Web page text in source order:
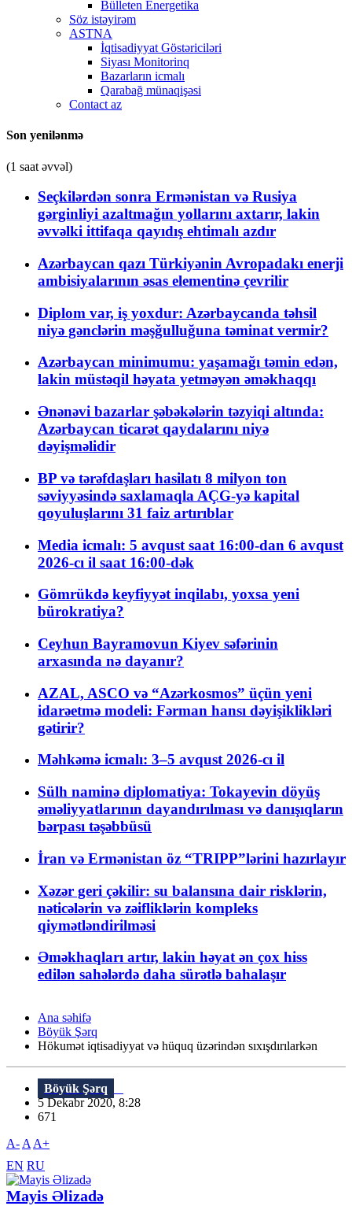
Bülleten Energetika
Söz istəyirəm
ASTNA
İqtisadiyyat Göstəriciləri
Siyası Monitorinq
Bazarların icmalı
Qarabağ münaqişəsi
Contact az
Son yenilənmə
(1 saat əvvəl)
Seçkilərdən sonra Ermənistan və Rusiya
gərginliyi azaltmağın yollarını axtarır, lakin
əvvəlki ittifaqa qayıdış ehtimalı azdır
Azərbaycan qazı Türkiyənin Avropadakı enerji
ambisiyalarının əsas elementinə çevrilir
Diplom var, iş yoxdur: Azərbaycanda təhsil
niyə gənclərin məşğulluğuna təminat vermir?
Azərbaycan minimumu: yaşamağı təmin edən,
lakin müstəqil həyata yetməyən əməkhaqqı
Ənənəvi bazarlar şəbəkələrin təzyiqi altında:
Azərbaycan ticarət qaydalarını niyə
dəyişməlidir
BP və tərəfdaşları hasilatı 8 milyon ton
səviyyəsində saxlamaqla AÇG-yə kapital
qoyuluşlarını 31 faiz artırıblar
Media icmalı: 5 avqust saat 16:00-dan 6 avqust
2026-cı il saat 16:00-dək
Gömrükdə keyfiyyət inqilabı, yoxsa yeni
bürokratiya?
Ceyhun Bayramovun Kiyev səfərinin
arxasında nə dayanır?
AZAL, ASCO və “Azərkosmos” üçün yeni
idarəetmə modeli: Fərman hansı dəyişiklikləri
gətirir?
Məhkəmə icmalı: 3–5 avqust 2026-cı il
Sülh naminə diplomatiya: Tokayevin döyüş
əməliyyatlarının dayandırılması və danışıqların
bərpası təşəbbüsü
İran və Ermənistan öz “TRIPP”lərini hazırlayır
Xəzər geri çəkilir: su balansına dair risklərin,
nəticələrin və zəifliklərin kompleks
qiymətləndirilməsi
Əməkhaqları artır, lakin həyat ən çox hiss
edilən sahələrdə daha sürətlə bahalaşır
Ana səhifə
Böyük Şərq
Hökumət iqtisadiyyat və hüquq üzərindən sıxışdırılarkən
Böyük Şərq
5 Dekabr 2020, 8:28
671
A- A A+
EN RU
Mayis Əlizadə